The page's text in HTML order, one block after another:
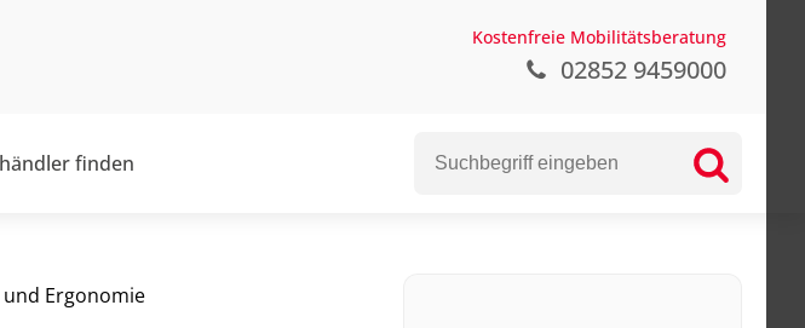
Kostenfreie Mobilitätsberatung
02852 9459000
finden
Ergonomie